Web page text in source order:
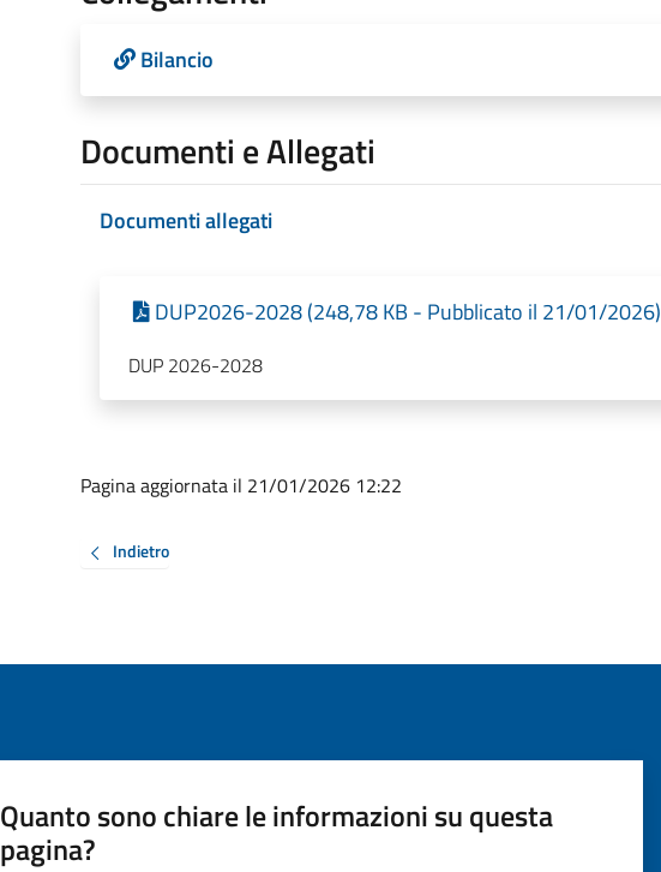
Bilancio
Documenti e Allegati
Documenti allegati
DUP2026-2028 (248,78 KB - Pubblicato il 21/01/2026)
DUP 2026-2028
Pagina aggiornata il 21/01/2026 12:22
Indietro
Quanto sono chiare le informazioni su questa
pagina?